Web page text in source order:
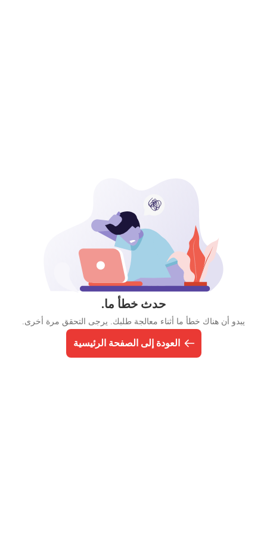
حدث خطأ ما.
يبدو أن هناك خطأ ما أثناء معالجة طلبك. يرجى التحقق مرة أخرى.
العودة إلى الصفحة الرئيسية